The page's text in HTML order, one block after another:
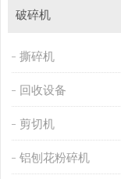
破碎机
撕碎机
回收设备
剪切机
铝刨花粉碎机